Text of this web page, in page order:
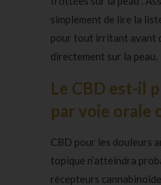
simplement de lire la
pour tout irritant avant
directement sur la peau.
Le CBD est-il
par voie orale
CBD pour les douleurs
topique n’atteindra
récepteurs